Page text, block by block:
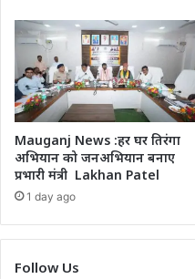
Mauganj News :हर घर तिरंगा
अभियान को जनअभियान बनाए
प्रभारी मंत्री Lakhan Patel
1 day ago
Follow Us